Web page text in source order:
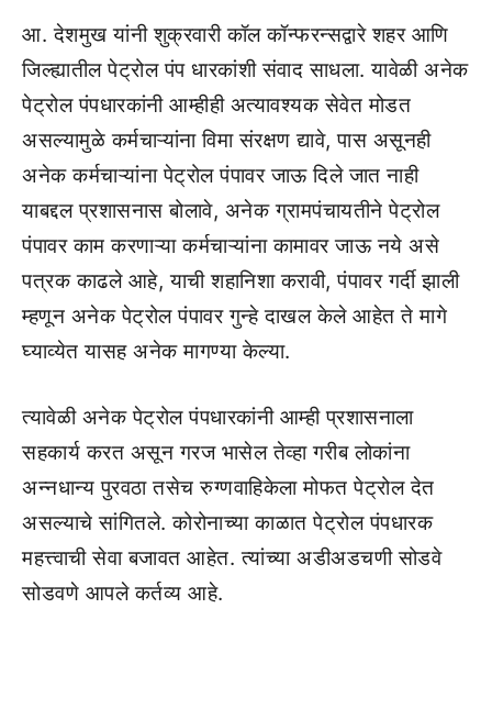
आ. देशमुख यांनी शुक्रवारी कॉल कॉन्फरन्सद्वारे शहर आणि
जिल्ह्यातील पेट्रोल पंप धारकांशी संवाद साधला. यावेळी अनेक
पेट्रोल पंपधारकांनी आम्हीही अत्यावश्यक सेवेत मोडत
असल्यामुळे कर्मचाऱ्यांना विमा संरक्षण द्यावे, पास असूनही
अनेक कर्मचाऱ्यांना पेट्रोल पंपावर जाऊ दिले जात नाही
याबद्दल प्रशासनास बोलावे, अनेक ग्रामपंचायतीने पेट्रोल
पंपावर काम करणाऱ्या कर्मचाऱ्यांना कामावर जाऊ नये असे
पत्रक काढले आहे, याची शहानिशा करावी, पंपावर गर्दी झाली
म्हणून अनेक पेट्रोल पंपावर गुन्हे दाखल केले आहेत ते मागे
घ्याव्येत यासह अनेक मागण्या केल्या.
त्यावेळी अनेक पेट्रोल पंपधारकांनी आम्ही प्रशासनाला
सहकार्य करत असून गरज भासेल तेव्हा गरीब लोकांना
अन्नधान्य पुरवठा तसेच रुग्णवाहिकेला मोफत पेट्रोल देत
असल्याचे सांगितले. कोरोनाच्या काळात पेट्रोल पंपधारक
महत्त्वाची सेवा बजावत आहेत. त्यांच्या अडीअडचणी सोडवे
सोडवणे आपले कर्तव्य आहे.